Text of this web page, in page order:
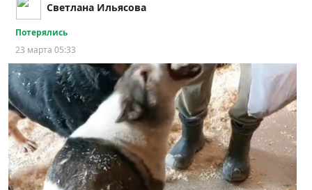
Светлана Ильясова
Потерялись
23 марта 05:33